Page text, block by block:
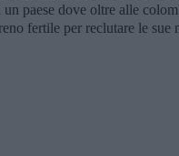
paese dove oltre alle
fertile per reclutare le sue